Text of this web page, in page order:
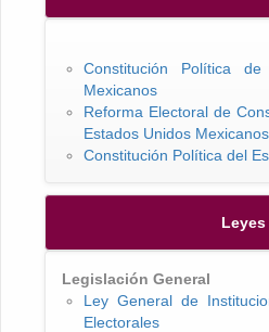
Constitución Política
Mexicanos
Reforma Electoral de
Estados Unidos Mexicanos
Constitución Política del
Leyes
Legislación General
Ley General de
Electorales